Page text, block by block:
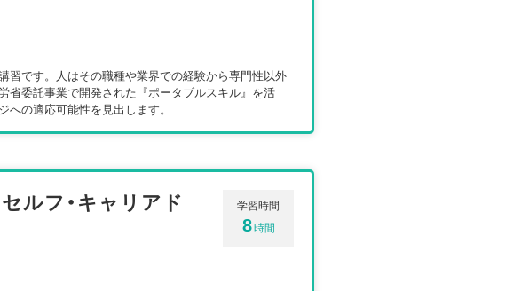
習です。人はその職種や業界での経験から専門性以外
省委託事業で開発された『ポータブルスキル』を活
の適応可能性を見出します。
ルフ・キャリアド
学習時間
8時間